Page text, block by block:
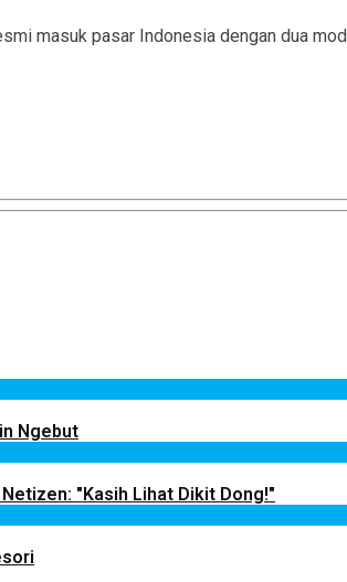
masuk pasar Indonesia dengan dua
Ngebut
"Kasih Lihat Dikit Dong!"